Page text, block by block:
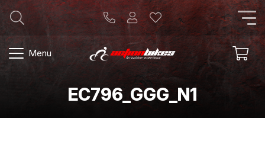
Menu
EC796_GGG_N1